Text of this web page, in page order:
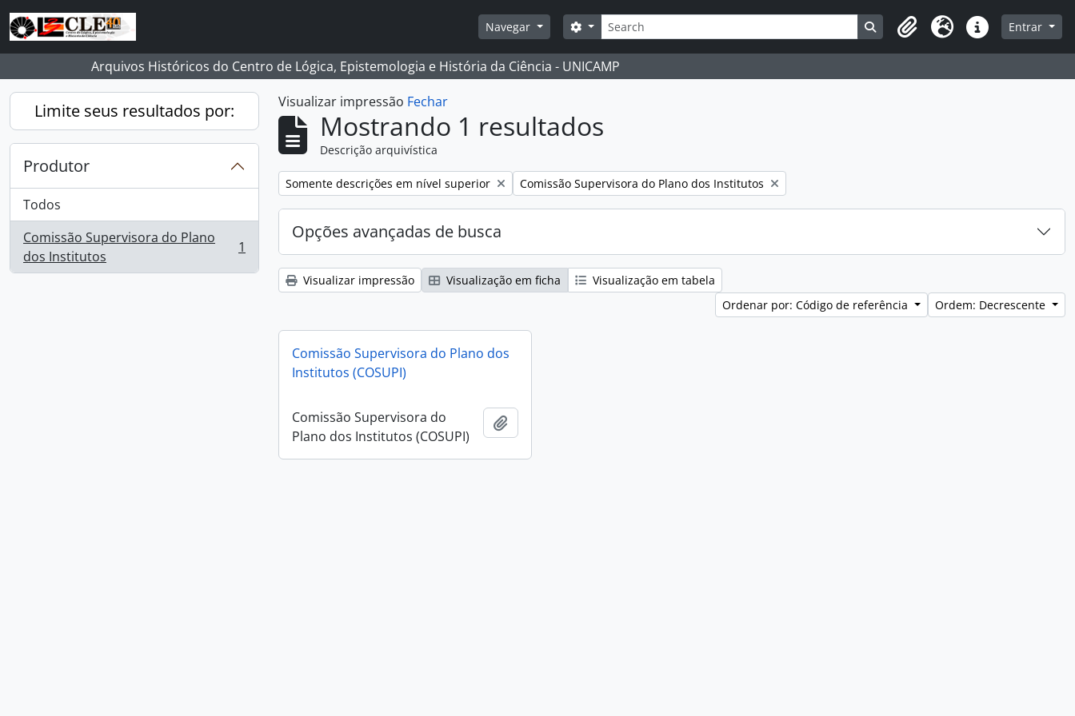
Skip to main content
Navegar
Buscar
Opções de busca Busque na página de navegação
Clipboard
Idioma Atalhos Entrar
Arquivos Históricos do Centro de Lógica, Epistemologia e História da Ciência - UNICAMP
Limite seus resultados por:
Produtor
Todos
Comissão Supervisora do Plano
dos Institutos
, 1 resultados 1
Visualizar impressão Fechar
Mostrando 1 resultados
Descrição arquivística
Remover filtro:
Somente descrições em nível superior Remover filtro:
Comissão Supervisora do Plano dos Institutos
Opções avançadas de busca
Visualizar impressão Visualização em ficha
Visualização em tabela
Ordenar por: Código de referência
Ordem: Decrescente
Comissão Supervisora do Plano dos
Institutos (COSUPI)
Comissão Supervisora do
Plano dos Institutos (COSUPI)